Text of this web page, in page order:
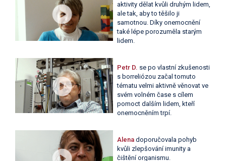
aktivity dělat kvůli druhým lidem,
ale tak, aby to těšilo ji
samotnou. Díky onemocnění
také lépe porozuměla starým
lidem.
Petr D. se po vlastní zkušenosti
s borreliózou začal tomuto
tématu velmi aktivně věnovat ve
svém volném čase s cílem
pomoct dalším lidem, kteří
onemocněním trpí.
Alena doporučovala pohyb
kvůli zlepšování imunity a
čištění organismu.